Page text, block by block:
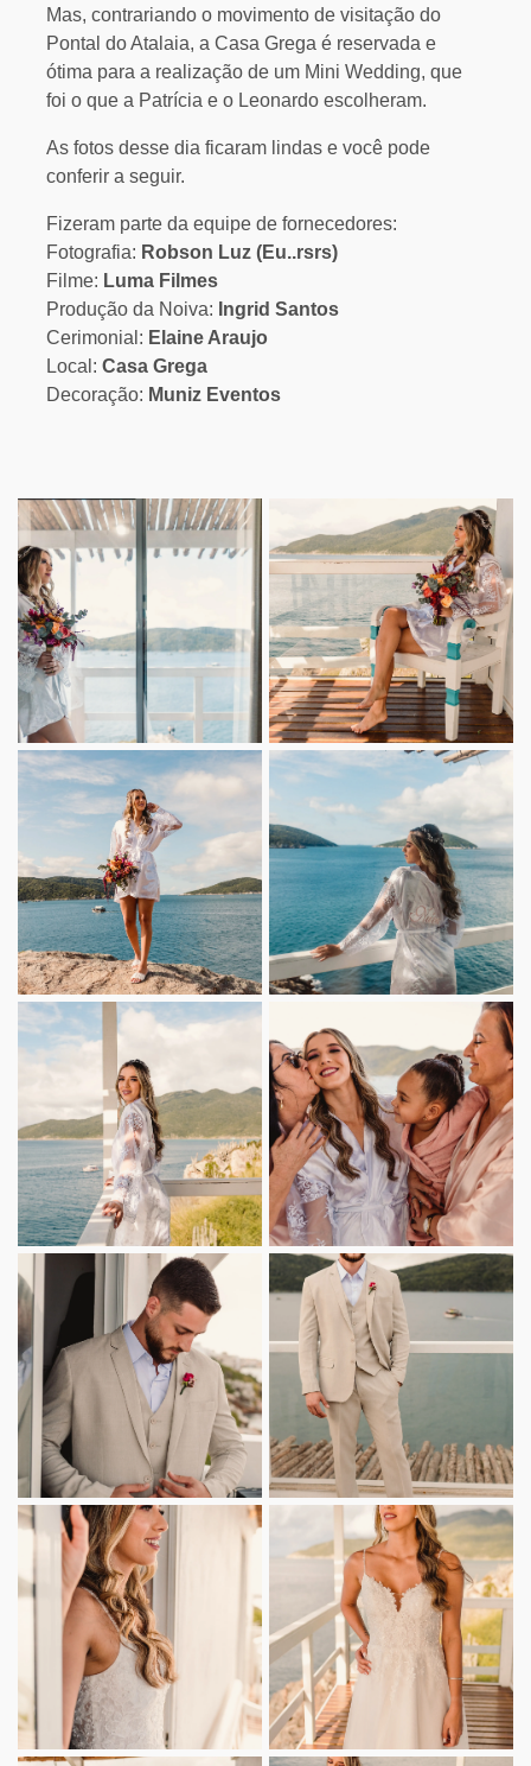
Mas, contrariando o movimento de visitação do
Pontal do Atalaia, a Casa Grega é reservada e
ótima para a realização de um Mini Wedding, que
foi o que a Patrícia e o Leonardo escolheram.
As fotos desse dia ficaram lindas e você pode
conferir a seguir.
Fizeram parte da equipe de fornecedores:
Fotografia: Robson Luz (Eu..rsrs)
Filme: Luma Filmes
Produção da Noiva: Ingrid Santos
Cerimonial: Elaine Araujo
Local: Casa Grega
Decoração: Muniz Eventos